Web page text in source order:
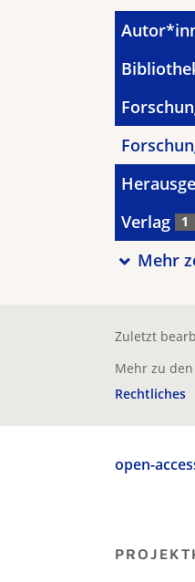
Verlag 1
Mehr
Zuletzt
Mehr zu
Rechtliches
open-